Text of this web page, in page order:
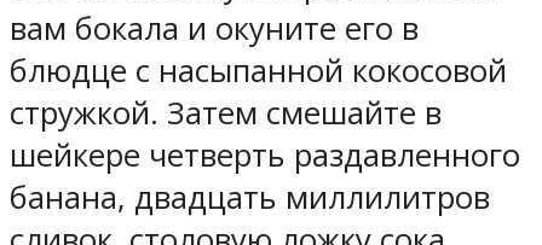
вам бокала и окуните его в
блюдце с насыпанной кокосовой
стружкой. Затем смешайте в
шейкере четверть раздавленного
банана, двадцать миллилитров